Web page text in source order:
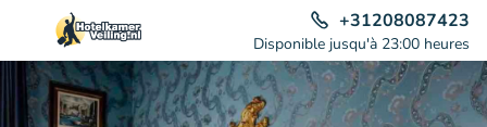
+31208087423
Disponible jusqu'à 23:00 heures